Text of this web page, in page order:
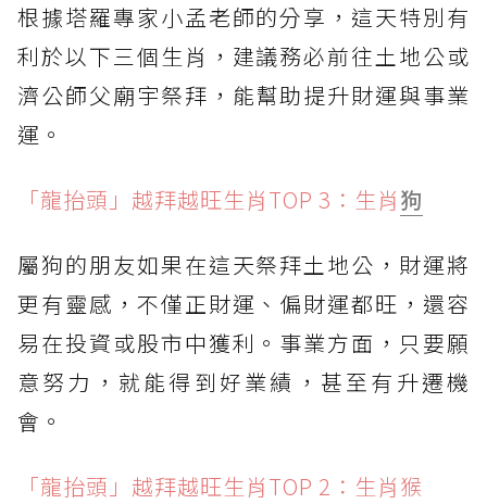
根據塔羅專家小孟老師的分享，這天特別有
利於以下三個生肖，建議務必前往土地公或
濟公師父廟宇祭拜，能幫助提升財運與事業
運。
「龍抬頭」越拜越旺生肖TOP 3：生肖狗
屬狗的朋友如果在這天祭拜土地公，財運將
更有靈感，不僅正財運、偏財運都旺，還容
易在投資或股市中獲利。事業方面，只要願
意努力，就能得到好業績，甚至有升遷機
會。
「龍抬頭」越拜越旺生肖TOP 2：生肖猴